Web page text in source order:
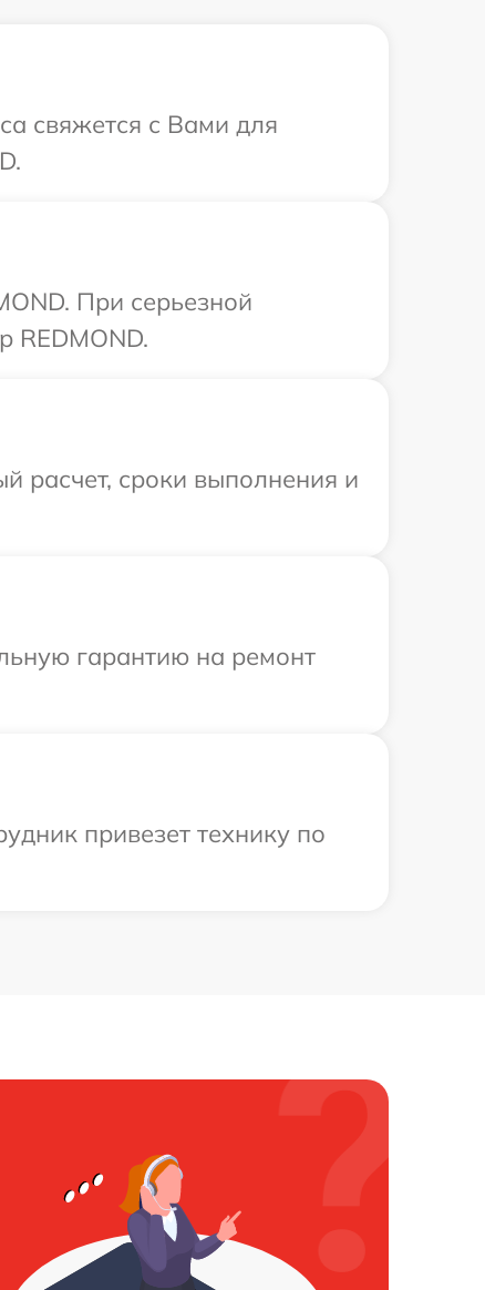
свяжется с Вами для
При серьезной
REDMOND.
расчет, сроки выполнения и
гарантию на ремонт
привезет технику по